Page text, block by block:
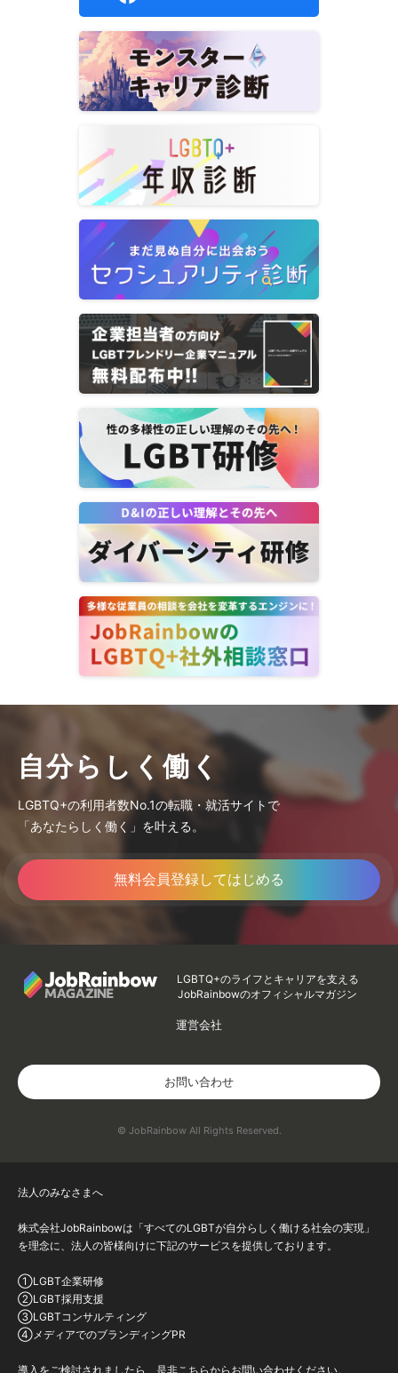
自分らしく働く
LGBTQ+の利用者数No.1の転職・就活サイトで
「あなたらしく働く」を叶える。
無料会員登録してはじめる
LGBTQ+のライフとキャリアを支える
JobRainbowのオフィシャルマガジン
運営会社
お問い合わせ
© JobRainbow All Rights Reserved.
法人のみなさまへ
株式会社JobRainbowは「すべてのLGBTが自分らしく働ける社会の実現」
を理念に、法人の皆様向けに下記のサービスを提供しております。
①LGBT企業研修
②LGBT採用支援
③LGBTコンサルティング
④メディアでのブランディングPR
導入をご検討されましたら、是非こちらからお問い合わせください。